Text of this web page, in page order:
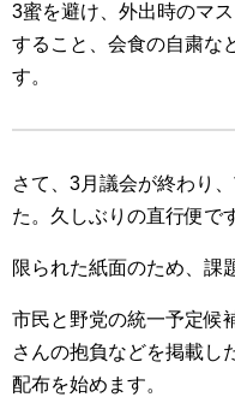
3蜜を避け、外出時のマ
すること、会食の自粛な
す。
さて、3月議会が終わり
た。久しぶりの直行便で
限られた紙面のため、課
市民と野党の統一予定候
さんの抱負などを掲載し
配布を始めます。